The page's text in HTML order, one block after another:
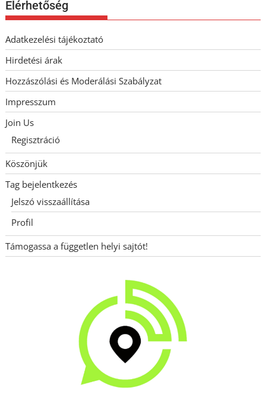
Elérhetőség
Adatkezelési tájékoztató
Hirdetési árak
Hozzászólási és Moderálási Szabályzat
Impresszum
Join Us
Regisztráció
Köszönjük
Tag bejelentkezés
Jelszó visszaállítása
Profil
Támogassa a független helyi sajtót!